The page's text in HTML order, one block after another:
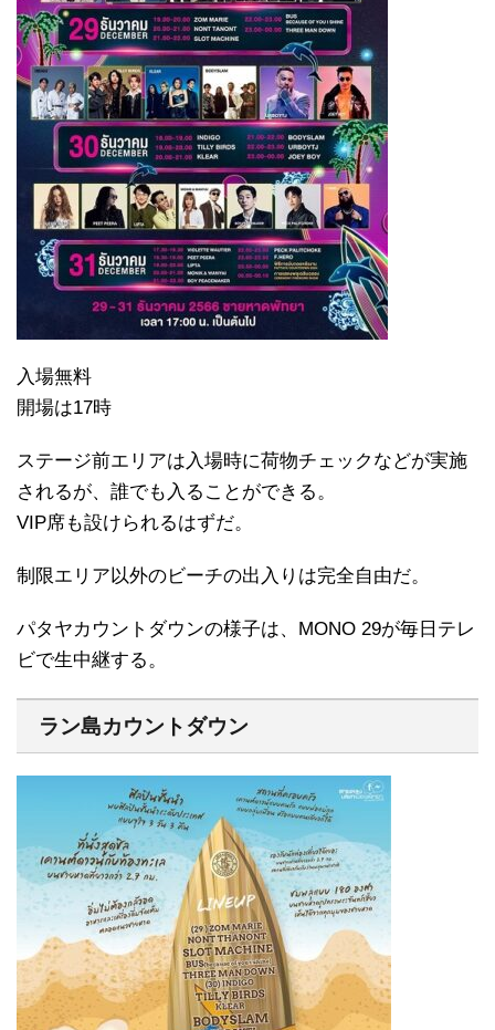
入場無料
開場は17時
ステージ前エリアは入場時に荷物チェックなどが実施
されるが、誰でも入ることができる。
VIP席も設けられるはずだ。
制限エリア以外のビーチの出入りは完全自由だ。
パタヤカウントダウンの様子は、MONO 29が毎日テレ
ビで生中継する。
ラン島カウントダウン